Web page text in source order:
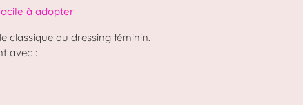
à adopter
classique du dressing féminin.
avec :